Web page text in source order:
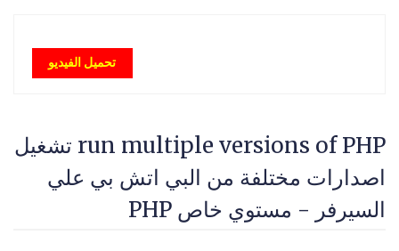
تحميل الفيديو
run multiple versions of PHP تشغيل
اصدارات مختلفة من البي اتش بي علي
السيرفر - مستوي خاص PHP